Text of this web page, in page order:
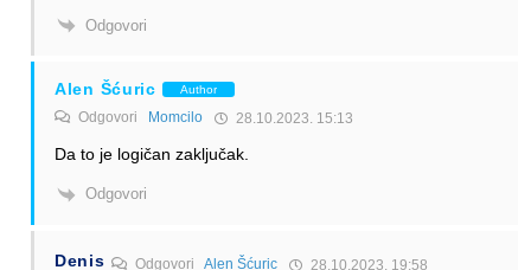
Odgovori
Alen Šćuric Author
Odgovori Momcilo 28.10.2023. 15:13
Da to je logičan zaključak.
Odgovori
Denis Odgovori Alen Šćuric 28.10.2023. 19:58